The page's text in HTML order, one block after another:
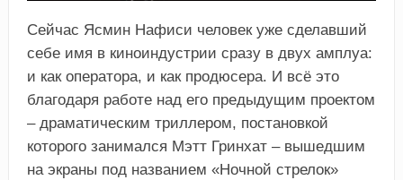
Сейчас Ясмин Нафиси человек уже сделавший
себе имя в киноиндустрии сразу в двух амплуа:
и как оператора, и как продюсера. И всё это
благодаря работе над его предыдущим проектом
– драматическим триллером, постановкой
которого занимался Мэтт Гринхат – вышедшим
на экраны под названием «Ночной стрелок»